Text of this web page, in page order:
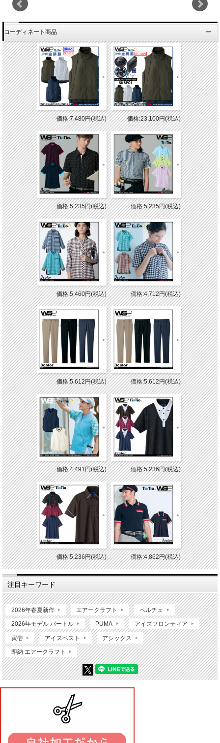
コーディネート商品
価格:7,480円(税込) 価格:23,100円(税込)
価格:5,235円(税込) 価格:5,235円(税込)
価格:5,460円(税込) 価格:4,712円(税込)
価格:5,612円(税込) 価格:5,612円(税込)
価格:4,491円(税込) 価格:5,236円(税込)
価格:5,236円(税込) 価格:4,862円(税込)
注目キーワード
2026年春夏新作 エアークラフト ペルチェ
2026年モデル バートル PUMA アイズフロンティア
寅壱 アイスベスト アシックス
即納 エアークラフト